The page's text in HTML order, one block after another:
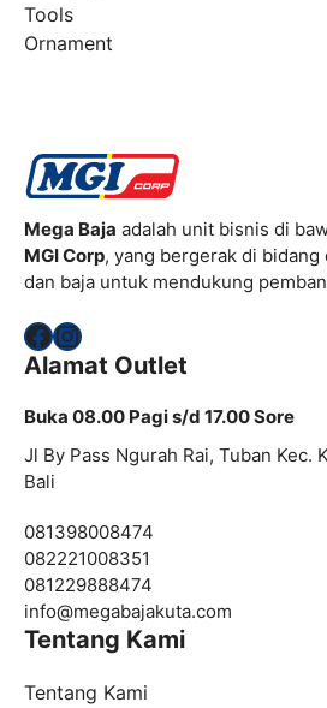
Tools
Ornament
Mega Baja adalah unit bisnis di
MGI Corp, yang bergerak di
dan baja untuk mendukung
Facebook
Instagram
Alamat Outlet
Buka 08.00 Pagi s/d 17.00 Sore
Jl By Pass Ngurah Rai, Tuban Kec.
Bali
081398008474
082221008351
081229888474
info@megabajakuta.com
Tentang Kami
Tentang Kami